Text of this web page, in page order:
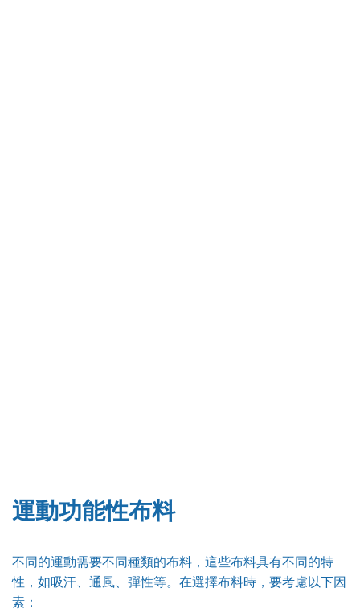
運動功能性布料
不同的運動需要不同種類的布料，這些布料具有不同的特
性，如吸汗、通風、彈性等。在選擇布料時，要考慮以下因
素：